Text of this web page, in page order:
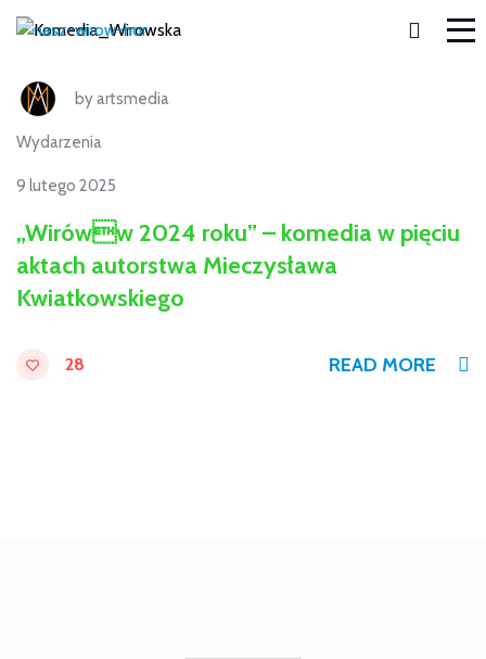
byartsmedia
Wydarzenia
9 lutego 2025
„Wiróww 2024 roku” – komedia w pięciu
aktach autorstwa Mieczysława
Kwiatkowskiego
28 READ MORE